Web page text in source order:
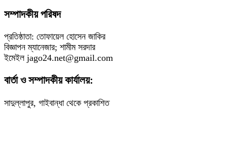
সম্পাদকীয় পরিষদ
প্রতিষ্ঠাতা: তোফায়েল হোসেন জাকির
বিজ্ঞাপন ম্যানেজার; শামীম সরদার
ইমেইল jago24.net@gmail.com
বার্তা ও সম্পাদকীয় কার্যালয়:
সাদুল্লাপুর, গাইবান্ধা থেকে প্রকাশিত